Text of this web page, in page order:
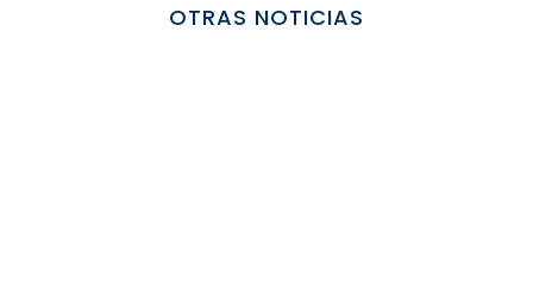
OTRAS NOTICIAS